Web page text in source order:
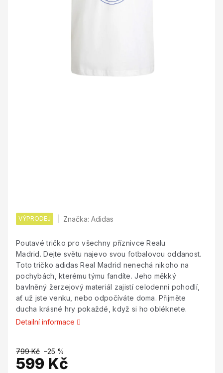
VÝPRODEJ Značka:Adidas
Poutavé tričko pro všechny příznivce Realu
Madrid. Dejte světu najevo svou fotbalovou oddanost.
Toto tričko adidas Real Madrid nenechá nikoho na
pochybách, kterému týmu fandíte. Jeho měkký
bavlněný žerzejový materiál zajistí celodenní pohodlí,
ať už jste venku, nebo odpočíváte doma. Přijměte
ducha krásné hry pokaždé, když si ho obléknete.
Detailní informace
799 Kč –25 %
599 Kč